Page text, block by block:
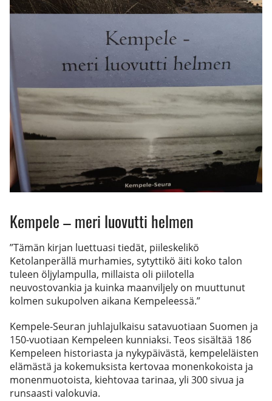
Kempele – meri luovutti helmen
”Tämän kirjan luettuasi tiedät, piileskelikö
Ketolanperällä murhamies, sytyttikö äiti koko talon
tuleen öljylampulla, millaista oli piilotella
neuvostovankia ja kuinka maanviljely on muuttunut
kolmen sukupolven aikana Kempeleessä.”
Kempele-Seuran juhlajulkaisu satavuotiaan Suomen ja
150-vuotiaan Kempeleen kunniaksi. Teos sisältää 186
Kempeleen historiasta ja nykypäivästä, kempeleläisten
elämästä ja kokemuksista kertovaa monenkokoista ja
monenmuotoista, kiehtovaa tarinaa, yli 300 sivua ja
runsaasti valokuvia.